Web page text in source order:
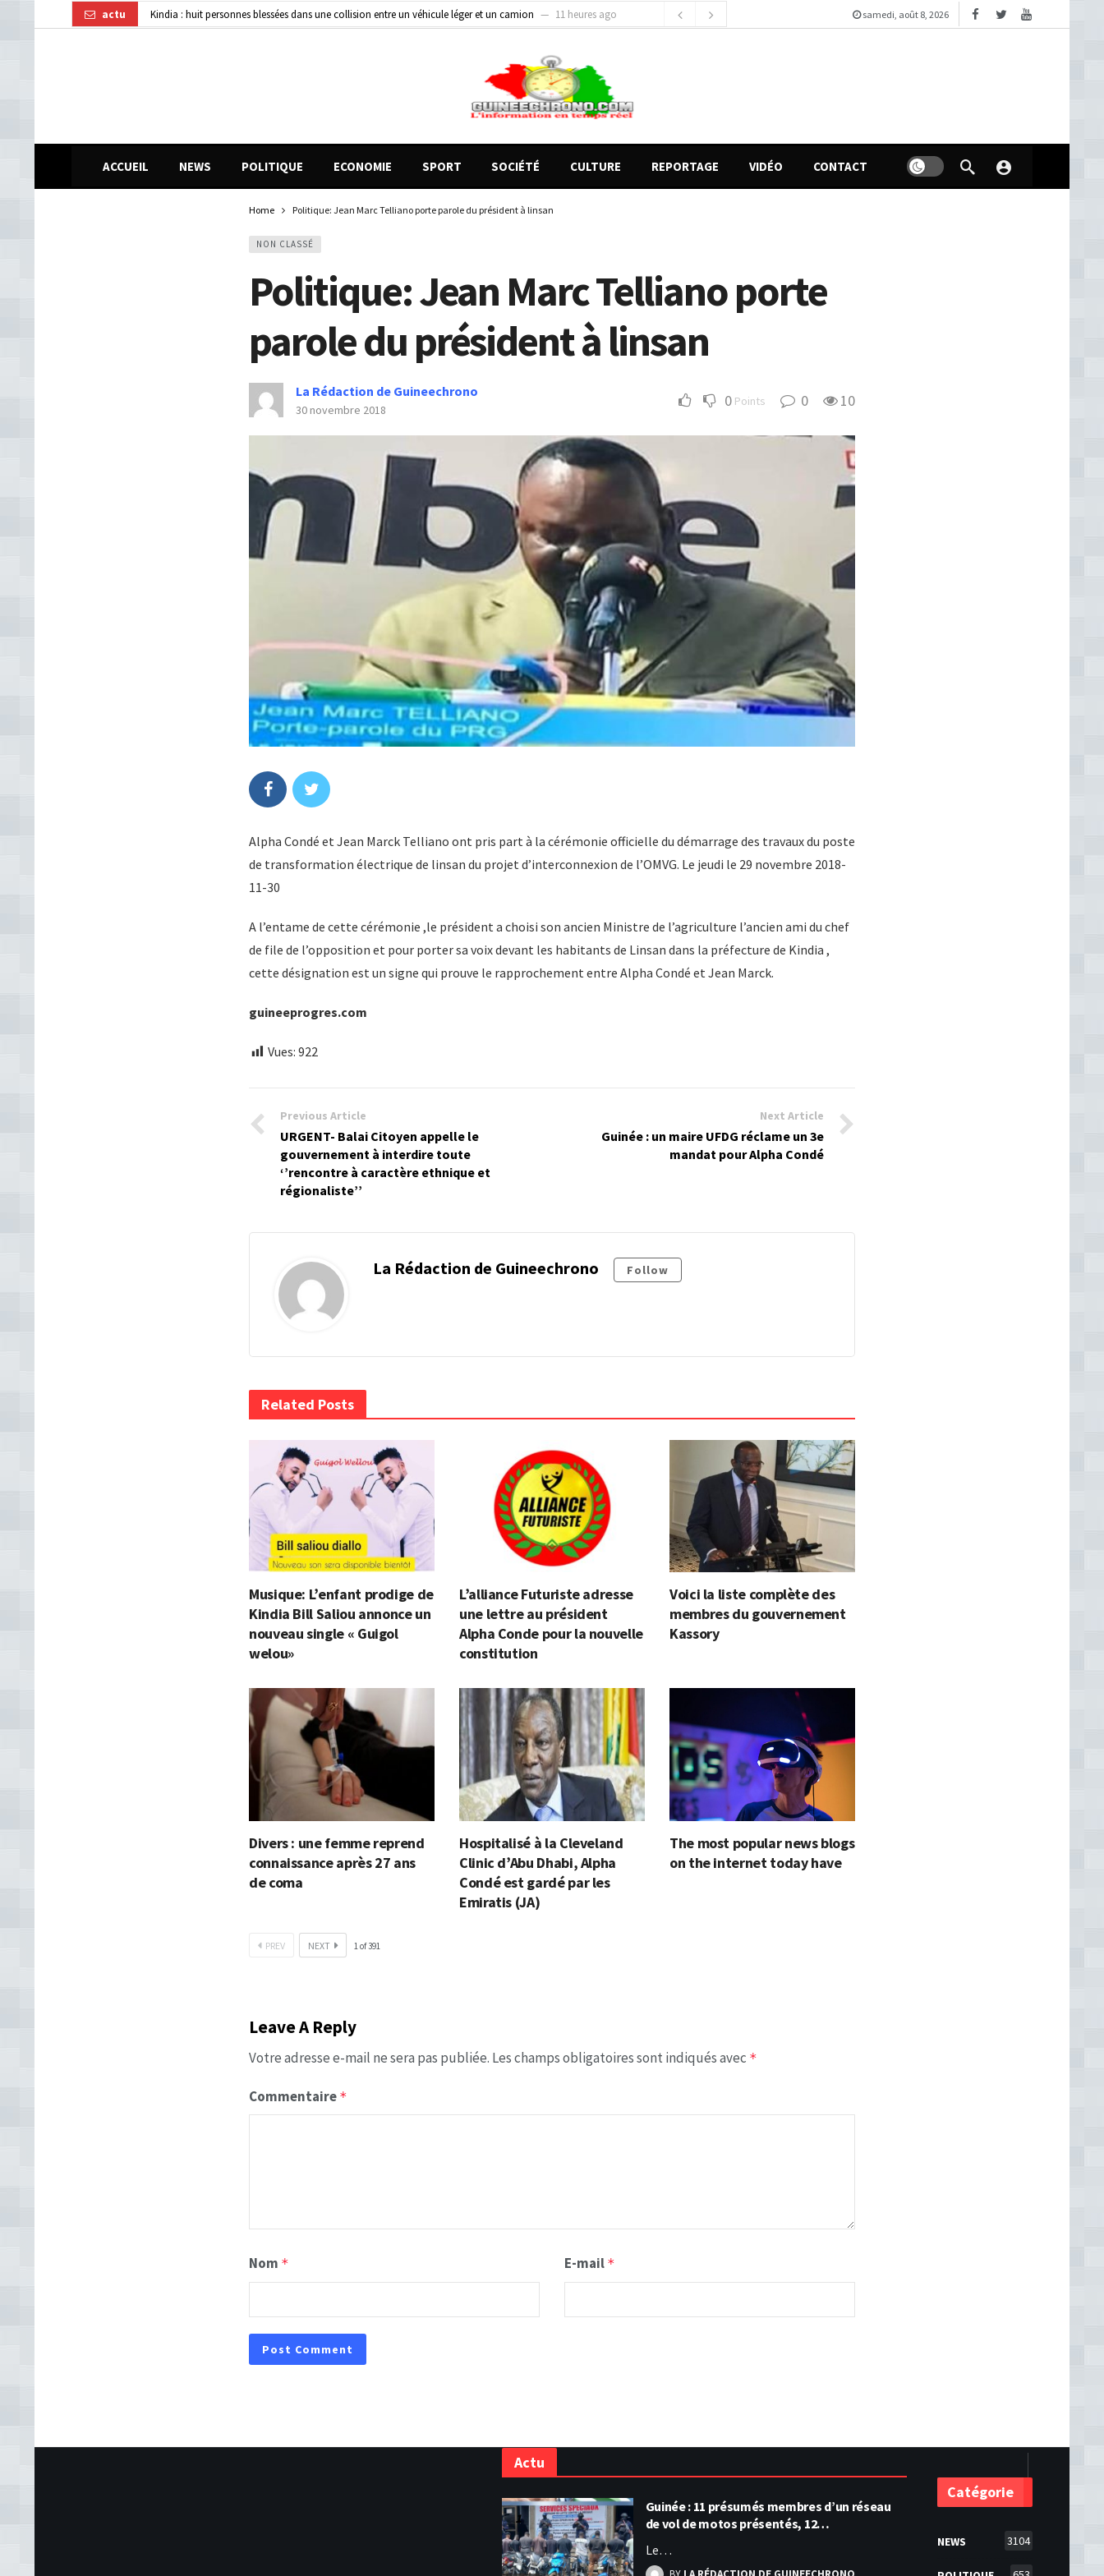
actu Kindia : huit personnes blessées dans une collision entre un véhicule léger et un camion
11 heures ago
Guinée : 11 présumés membres d’un réseau de vol de motos présentés, 12 engins saisis par les Services spéciaux
samedi, août 8, 2026
ACCUEIL NEWS POLITIQUE ECONOMIE SPORT SOCIÉTÉ CULTURE REPORTAGE VIDÉO CONTACT
Home Politique: Jean Marc Telliano porte parole du président à linsan
NON CLASSÉ
Politique: Jean Marc Telliano porte
parole du président à linsan
La Rédaction de Guineechrono
30 novembre 2018 0 Points 0 10
Alpha Condé et Jean Marck Telliano ont pris part à la cérémonie officielle du démarrage des travaux du poste
de transformation électrique de linsan du projet d’interconnexion de l’OMVG. Le jeudi le 29 novembre 2018-
11-30
A l’entame de cette cérémonie ,le président a choisi son ancien Ministre de l’agriculture l’ancien ami du chef
de file de l’opposition et pour porter sa voix devant les habitants de Linsan dans la préfecture de Kindia ,
cette désignation est un signe qui prouve le rapprochement entre Alpha Condé et Jean Marck.
guineeprogres.com
Vues: 922
Previous Article
URGENT- Balai Citoyen appelle le
gouvernement à interdire toute
‘’rencontre à caractère ethnique et
régionaliste’’
Next Article
Guinée : un maire UFDG réclame un 3e
mandat pour Alpha Condé
La Rédaction de Guineechrono Follow
Related Posts
Musique: L’enfant prodige de
Kindia Bill Saliou annonce un
nouveau single « Guigol
welou»
L’alliance Futuriste adresse
une lettre au président
Alpha Conde pour la nouvelle
constitution
Voici la liste complète des
membres du gouvernement
Kassory
Divers : une femme reprend
connaissance après 27 ans
de coma
Hospitalisé à la Cleveland
Clinic d’Abu Dhabi, Alpha
Condé est gardé par les
Emiratis (JA)
The most popular news blogs
on the internet today have
PREV NEXT 1 of391
Leave A Reply
Votre adresse e-mail ne sera pas publiée. Les champs obligatoires sont indiqués avec *
Commentaire *
Nom * E-mail *
Actu
Guinée : 11 présumés membres d’un réseau
de vol de motos présentés, 12…
Le…
Catégorie
NEWS 3104